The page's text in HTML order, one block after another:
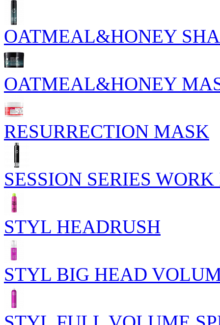
OATMEAL&HONEY
OATMEAL&HONEY
RESURRECTION MASK
SESSION SERIES
STYL HEADRUSH
STYL BIG HEAD